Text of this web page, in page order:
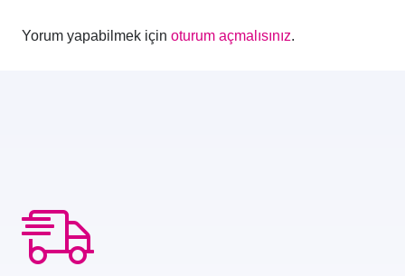
Yorum yapabilmek için oturum açmalısınız.